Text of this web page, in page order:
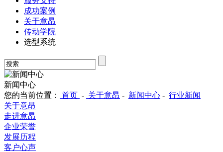
成功案例
关于意昂
传动学院
选型系统
新闻中心
您的当前位置：
首页 - 关于意昂 - 新闻中心 - 行业新闻
关于意昂
走进意昂
企业荣誉
发展历程
客户心声